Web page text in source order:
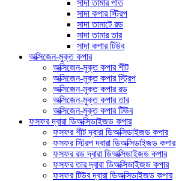
সাদা তামার পাত
সাদা কপার স্ট্রিপ
সাদা তামাটে রড
সাদা তামার তার
সাদা কপার টিউব
অক্সিজেন-মুক্ত কপার
অক্সিজেন-মুক্ত কপার শীট
অক্সিজেন-মুক্ত কপার স্ট্রিপ
অক্সিজেন-মুক্ত কপার রড
অক্সিজেন-মুক্ত কপার তার
অক্সিজেন-মুক্ত কপার টিউব
ফসফর দ্বারা ডিঅক্সিডাইজড কপার
ফসফর শীট দ্বারা ডিঅক্সিডাইজড কপার
ফসফর স্ট্রিপ দ্বারা ডিঅক্সিডাইজড কপার
ফসফর রড দ্বারা ডিঅক্সিডাইজড কপার
ফসফর তার দ্বারা ডিঅক্সিডাইজড কপার
ফসফর টিউব দ্বারা ডিঅক্সিডাইজড কপার